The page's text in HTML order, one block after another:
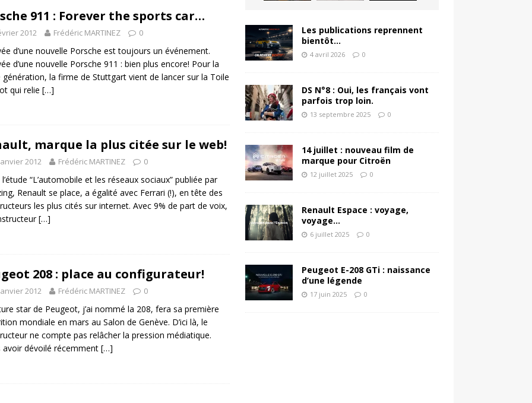
911 : Forever the sports car…
2012 Frédéric MARTINEZ 0
d’une nouvelle Porsche est toujours un événement.
d’une nouvelle Porsche 911 : bien plus encore! Pour la
génération, la firme de Stuttgart vient de lancer sur la Toile
qui relie […]
marque la plus citée sur le web!
2012 Frédéric MARTINEZ 0
“L’automobile et les réseaux sociaux” publiée par
Renault se place, a égalité avec Ferrari (!), en tête des
les plus cités sur internet. Avec 9% de part de voix,
[…]
208 : place au configurateur!
2012 Frédéric MARTINEZ 0
star de Peugeot, j’ai nommé la 208, fera sa première
mondiale en mars au Salon de Genève. D’ici là, le
ne compte pas relâcher la pression médiatique.
avoir dévoilé récemment […]
Les publications reprennent
bientôt…
4 avril 2026 0
DS N°8 : Oui, les français vont
parfois trop loin.
13 septembre 2025 0
14 juillet : nouveau film de
marque pour Citroën
12 juillet 2025 0
Renault Espace : voyage,
voyage…
6 juillet 2025 0
Peugeot E-208 GTi : naissance
d’une légende
17 juin 2025 0